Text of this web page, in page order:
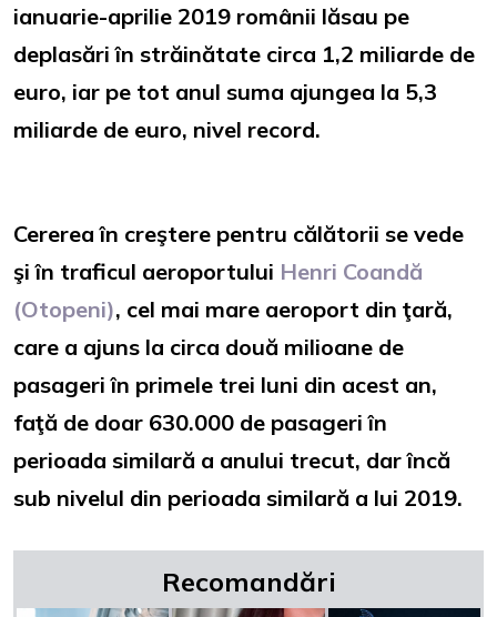
ianuarie-aprilie 2019 românii lăsau pe
deplasări în străinătate circa 1,2 miliarde de
euro, iar pe tot anul suma ajungea la 5,3
miliarde de euro, nivel record.
Cererea în creştere pentru călătorii se vede
şi în traficul aeroportului Henri Coandă
(Otopeni), cel mai mare aeroport din ţară,
care a ajuns la circa două milioane de
pasageri în primele trei luni din acest an,
faţă de doar 630.000 de pasageri în
perioada similară a anului trecut, dar încă
sub nivelul din perioada similară a lui 2019.
Recomandări